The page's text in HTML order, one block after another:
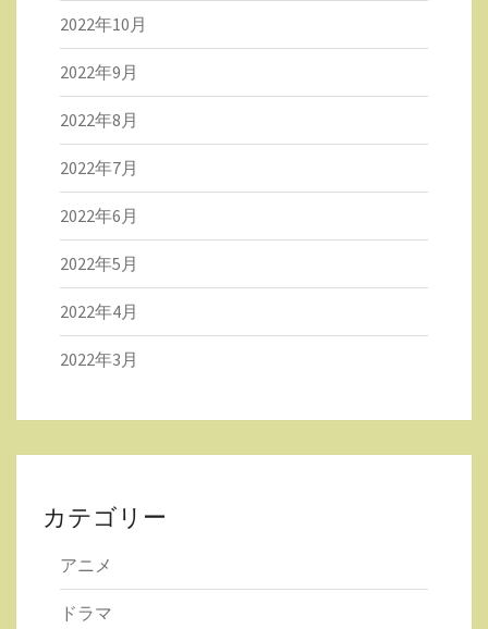
2022年10月
2022年9月
2022年8月
2022年7月
2022年6月
2022年5月
2022年4月
2022年3月
カテゴリー
アニメ
ドラマ